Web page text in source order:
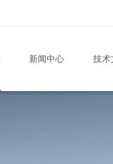
新闻中心 技术